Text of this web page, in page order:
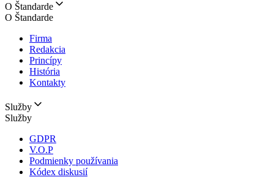
O Štandarde
O Štandarde
Firma
Redakcia
Princípy
História
Kontakty
Služby
Služby
GDPR
V.O.P
Podmienky používania
Kódex diskusií